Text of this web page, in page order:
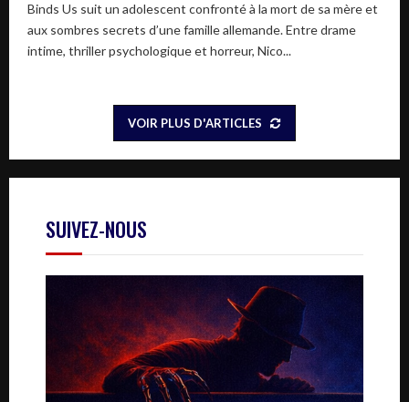
Binds Us suit un adolescent confronté à la mort de sa mère et
aux sombres secrets d’une famille allemande. Entre drame
intime, thriller psychologique et horreur, Nico...
VOIR PLUS D'ARTICLES
SUIVEZ-NOUS